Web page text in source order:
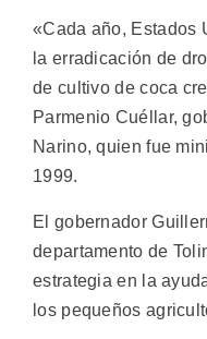
«Cada año, Estados
la erradicación de
de cultivo de coca
Parmenio Cuéllar,
Narino, quien fue
1999.
El gobernador
departamento de
estrategia en la
los pequeños